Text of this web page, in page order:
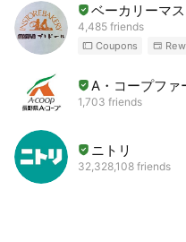
ベーカリーマ
4,485 friends
Coupons
A・コープファ
1,703 friends
ニトリ
32,328,108 friends